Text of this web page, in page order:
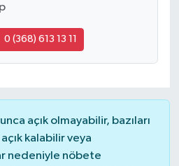
0 (368) 613 13 11
açık olmayabilir, bazıları
kalabilir veya
nedeniyle nöbete